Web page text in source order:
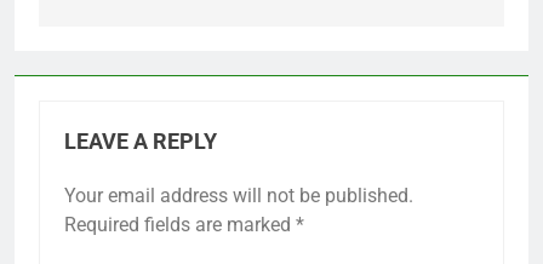
LEAVE A REPLY
Your email address will not be published.
Required fields are marked *